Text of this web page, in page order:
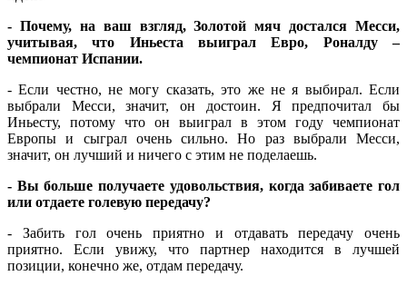
- Почему, на ваш взгляд, Золотой мяч достался Месси,
учитывая, что Иньеста выиграл Евро, Роналду –
чемпионат Испании.
- Если честно, не могу сказать, это же не я выбирал. Если
выбрали Месси, значит, он достоин. Я предпочитал бы
Иньесту, потому что он выиграл в этом году чемпионат
Европы и сыграл очень сильно. Но раз выбрали Месси,
значит, он лучший и ничего с этим не поделаешь.
- Вы больше получаете удовольствия, когда забиваете гол
или отдаете голевую передачу?
- Забить гол очень приятно и отдавать передачу очень
приятно. Если увижу, что партнер находится в лучшей
позиции, конечно же, отдам передачу.